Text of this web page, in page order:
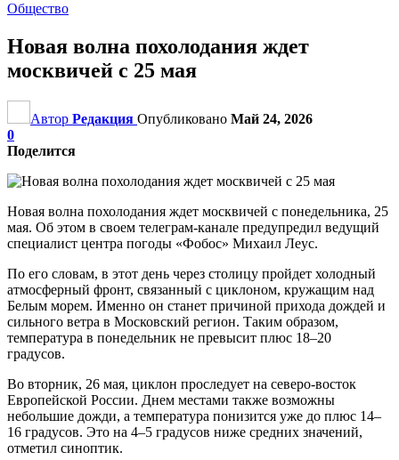
Общество
Новая волна похолодания ждет
москвичей с 25 мая
Автор Редакция Опубликовано Май 24, 2026
0
Поделится
Новая волна похолодания ждет москвичей с понедельника, 25
мая. Об этом в своем телеграм-канале предупредил ведущий
специалист центра погоды «Фобос» Михаил Леус.
По его словам, в этот день через столицу пройдет холодный
атмосферный фронт, связанный с циклоном, кружащим над
Белым морем. Именно он станет причиной прихода дождей и
сильного ветра в Московский регион. Таким образом,
температура в понедельник не превысит плюс 18–20
градусов.
Во вторник, 26 мая, циклон проследует на северо-восток
Европейской России. Днем местами также возможны
небольшие дожди, а температура понизится уже до плюс 14–
16 градусов. Это на 4–5 градусов ниже средних значений,
отметил синоптик.